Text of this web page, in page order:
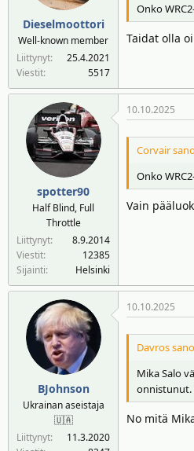
Dieselmoottori
Well-known member
Liittynyt
25.4.2021
Viestit
5517
Onko
Taidat olla
spotter90
Half Blind, Full
Throttle
Liittynyt
8.9.2014
Viestit
12385
Sijainti
Helsinki
10.10.2025
Corvair
Onko
Vain
BJohnson
Ukrainan aseistaja
🇺🇦
Liittynyt
11.3.2020
10.10.2025
Davros
Mika Salo
onnistunut.
No mitä